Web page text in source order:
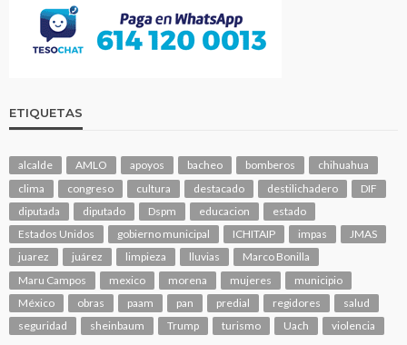
ETIQUETAS
alcalde AMLO apoyos bacheo bomberos
chihuahua
clima
congreso cultura destacado destilichadero
DIF
diputada
diputado Dspm educacion
estado
Estados Unidos
gobierno municipal ICHITAIP impas
JMAS
juarez
juárez limpieza lluvias
Marco Bonilla
Maru Campos
mexico morena mujeres
municipio
México
obras paam pan predial regidores
salud
seguridad
sheinbaum Trump turismo Uach violencia